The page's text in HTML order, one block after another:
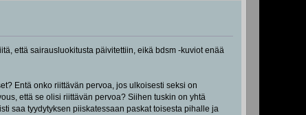
että sairausluokitusta päivitettiin, eikä bdsm -kuviot enää
Entä onko riittävän pervoa, jos ulkoisesti seksi on
että se olisi riittävän pervoa? Siihen tuskin on yhtä
saa tyydytyksen piiskatessaan paskat toisesta pihalle ja